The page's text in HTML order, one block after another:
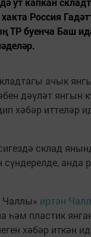
Россия
ТР буенча Баш
ачык
дәүләт янгын
хәбәр иттеләр
склад
анда
Чаллы» иртән
һәм пластик
хәбәр иткән